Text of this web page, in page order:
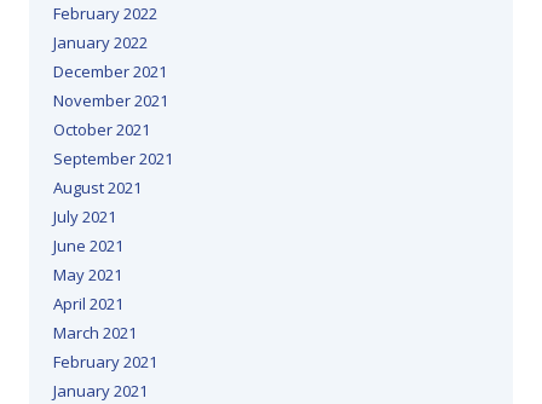
February 2022
January 2022
December 2021
November 2021
October 2021
September 2021
August 2021
July 2021
June 2021
May 2021
April 2021
March 2021
February 2021
January 2021